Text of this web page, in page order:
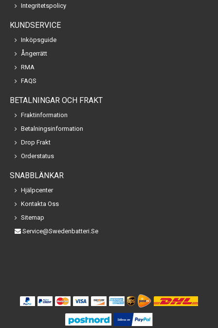
Integritetspolicy
KUNDSERVICE
Inköpsguide
Ångerrätt
RMA
FAQS
BETALNINGAR OCH FRAKT
Fraktinformation
Betalningsinformation
Drop Frakt
Orderstatus
SNABBLÄNKAR
Hjälpcenter
Kontakta Oss
Sitemap
Service@swedenbatteri.se